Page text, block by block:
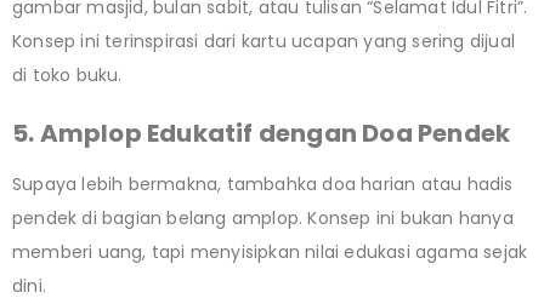
gambar masjid, bulan sabit, atau tulisan “Selamat Idul Fitri”.
Konsep ini terinspirasi dari kartu ucapan yang sering dijual
di toko buku.
5. Amplop Edukatif dengan Doa Pendek
Supaya lebih bermakna, tambahka doa harian atau hadis
pendek di bagian belang amplop. Konsep ini bukan hanya
memberi uang, tapi menyisipkan nilai edukasi agama sejak
dini.